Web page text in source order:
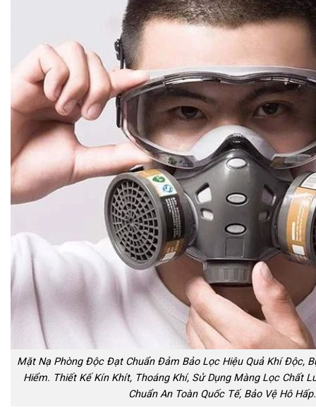
Mặt Nạ Phòng Độc Đạt Chuẩn Đảm Bảo Lọc Hiệu Quả Khí Độc,
Hiểm. Thiết Kế Kín Khít, Thoáng Khí, Sử Dụng Màng Lọc Chất
Chuẩn An Toàn Quốc Tế, Bảo Vệ Hô Hấp.